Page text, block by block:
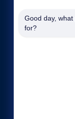
Good day,
for?